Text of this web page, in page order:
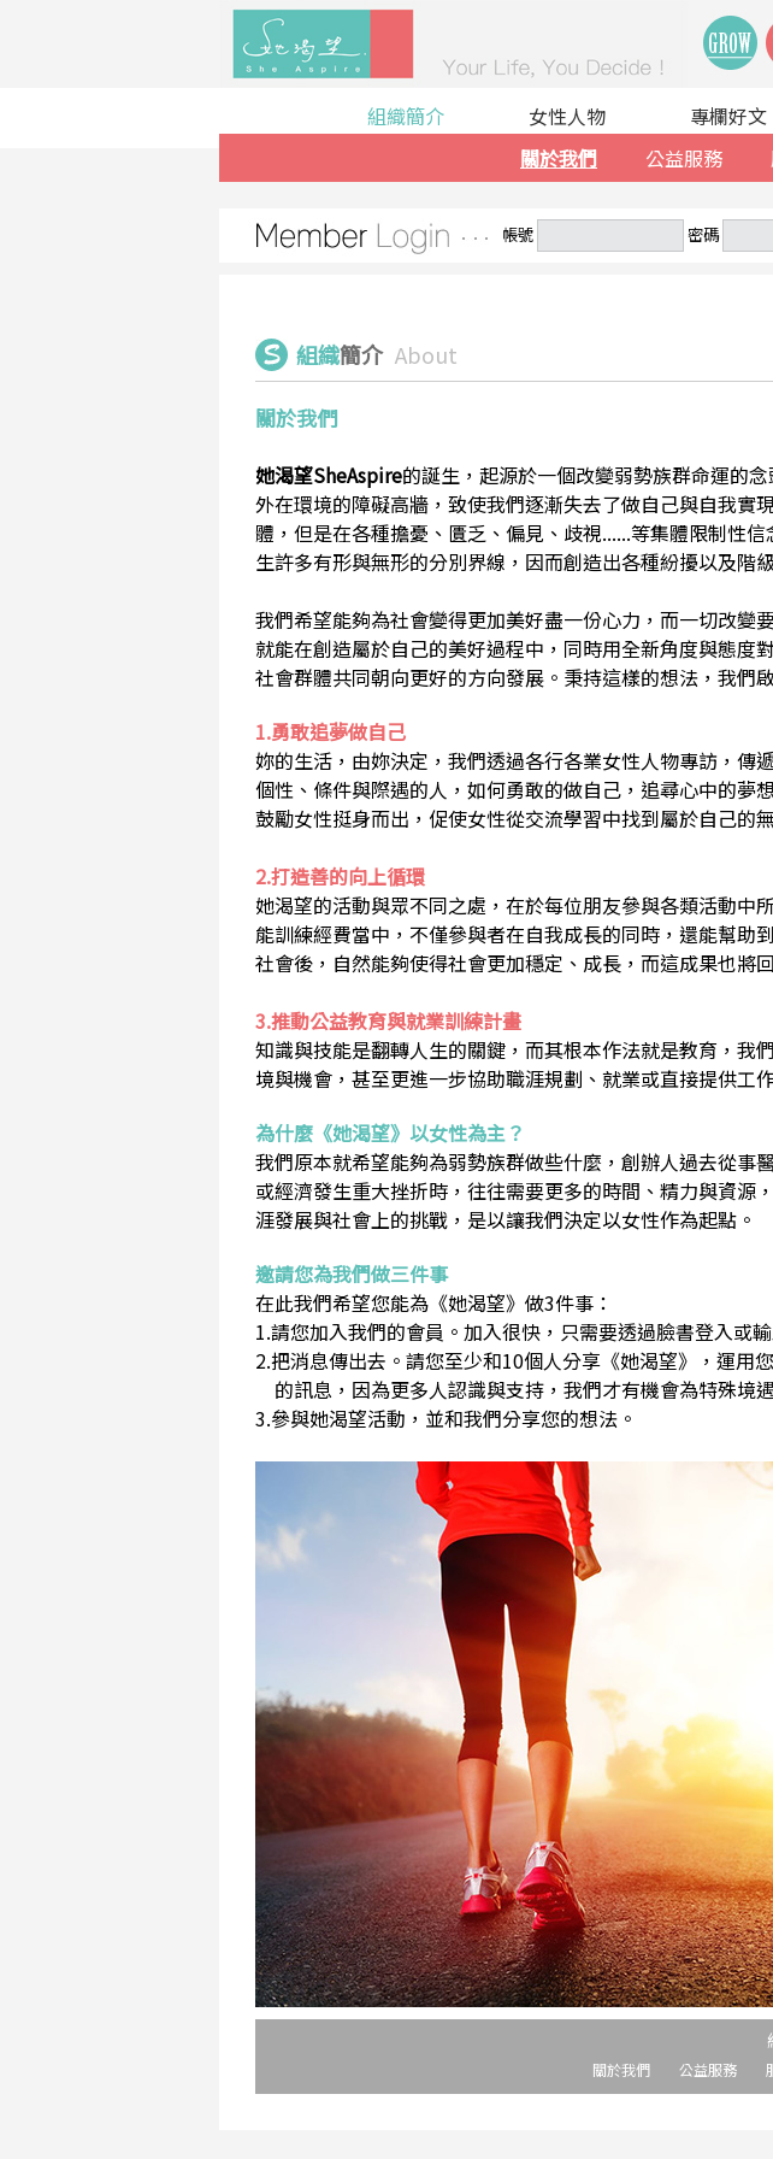
組織簡介
關於我們
公益服務
女性人物 專欄好文
帳號 密碼
組織簡介 About
關於我們
她渴望SheAspire的誕生，起源於一個改變弱勢族群命運的
外在環境的障礙高牆，致使我們逐漸失去了做自己與自我實
體，但是在各種擔憂、匱乏、偏見、歧視......等集體限制性
生許多有形與無形的分別界線，因而創造出各種紛擾以及階
我們希望能夠為社會變得更加美好盡一份心力，而一切改
就能在創造屬於自己的美好過程中，同時用全新角度與態
社會群體共同朝向更好的方向發展。秉持這樣的想法，我們
1.勇敢追夢做自己
妳的生活，由妳決定，我們透過各行各業女性人物專訪，傳
個性、條件與際遇的人，如何勇敢的做自己，追尋心中的夢
鼓勵女性挺身而出，促使女性從交流學習中找到屬於自己的
2.打造善的向上循環
她渴望的活動與眾不同之處，在於每位朋友參與各類活動
能訓練經費當中，不僅參與者在自我成長的同時，還能幫
社會後，自然能夠使得社會更加穩定、成長，而這成果也將
3.推動公益教育與就業訓練計畫
知識與技能是翻轉人生的關鍵，而其根本作法就是教育，我
境與機會，甚至更進一步協助職涯規劃、就業或直接提供工
為什麼《她渴望》以女性為主？
我們原本就希望能夠為弱勢族群做些什麼，創辦人過去從
或經濟發生重大挫折時，往往需要更多的時間、精力與資
涯發展與社會上的挑戰，是以讓我們決定以女性作為起點。
邀請您為我們做三件事
在此我們希望您能為《她渴望》做3件事：
1.請您加入我們的會員。加入很快，只需要透過臉書登入或
2.把消息傳出去。請您至少和10個人分享《她渴望》，運用
的訊息，因為更多人認識與支持，我們才有機會為特殊境
3.參與她渴望活動，並和我們分享您的想法。
關於我們 公益服務